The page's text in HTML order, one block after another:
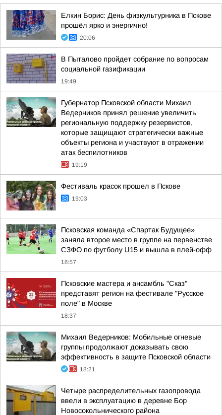
Елкин Борис: День физкультурника в Пскове
прошёл ярко и энергично!
20:06
В Пыталово пройдет собрание по вопросам
социальной газификации
19:49
Губернатор Псковской области Михаил
Ведерников принял решение увеличить
региональную поддержку резервистов,
которые защищают стратегически важные
объекты региона и участвуют в отражении
атак беспилотников
19:19
Фестиваль красок прошел в Пскове
19:03
Псковская команда «Спартак Будущее»
заняла второе место в группе на первенстве
СЗФО по футболу U15 и вышла в плей-офф
18:57
Псковские мастера и ансамбль "Сказ"
представят регион на фестивале "Русское
поле" в Москве
18:37
Михаил Ведерников: Мобильные огневые
группы продолжают доказывать свою
эффективность в защите Псковской области
18:21
Четыре распределительных газопровода
ввели в эксплуатацию в деревне Бор
Новосокольнического района